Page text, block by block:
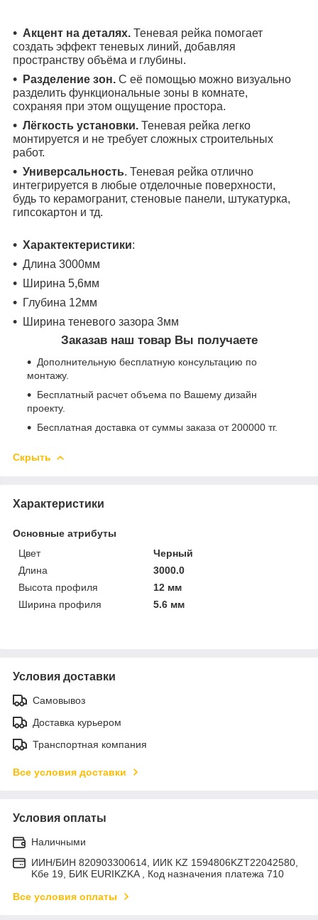
Акцент на деталях. Теневая рейка помогает
создать эффект теневых линий, добавляя
пространству объёма и глубины.
Разделение зон. С её помощью можно визуально
разделить функциональные зоны в комнате,
сохраняя при этом ощущение простора.
Лёгкость установки. Теневая рейка легко
монтируется и не требует сложных строительных
работ.
Универсальность. Теневая рейка отлично
интегрируется в любые отделочные поверхности,
будь то керамогранит, стеновые панели, штукатурка,
гипсокартон и тд.
Характектеристики:
Длина 3000мм
Ширина 5,6мм
Глубина 12мм
Ширина теневого зазора 3мм
Заказав наш товар Вы получаете
Дополнительную бесплатную консультацию по
монтажу.
Бесплатный расчет объема по Вашему дизайн
проекту.
Бесплатная доставка от суммы заказа от 200000 тг.
Скрыть
Характеристики
Основные атрибуты
Цвет
Черный
Длина
3000.0
Высота профиля
12 мм
Ширина профиля
5.6 мм
Условия доставки
Самовывоз
Доставка курьером
Транспортная компания
Все условия доставки
Условия оплаты
Наличными
ИИН/БИН 820903300614, ИИК KZ 1594806KZT22042580,
Kбе 19, БИК EURIKZKA , Код назначения платежа 710
Все условия оплаты